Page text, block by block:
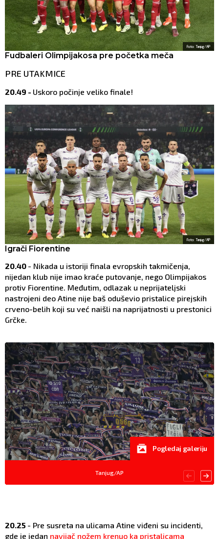
Foto: Tanjug/AP
Fudbaleri Olimpijakosa pre početka meča
PRE UTAKMICE
20.49 - Uskoro počinje veliko finale!
Foto: Tanjug/AP
Igrači Fiorentine
20.40 - Nikada u istoriji finala evropskih takmičenja,
nijedan klub nije imao kraće putovanje, nego Olimpijakos
protiv Fiorentine. Međutim, odlazak u neprijateljski
nastrojeni deo Atine nije baš oduševio pristalice pirejskih
crveno-belih koji su već naišli na naprijatnosti u prestonici
Grčke.
Tanjug/AP
Pogledaj galeriju
20.25 - Pre susreta na ulicama Atine viđeni su incidenti,
gde je jedan navijač nožem krenuo ka pristalicama